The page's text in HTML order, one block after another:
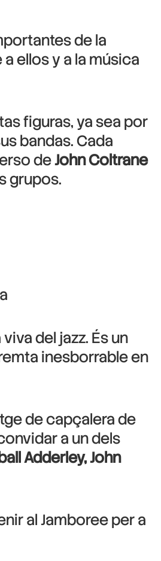
de la
ellos y a la música
figuras, ya sea por
bandas. Cada
deJohn Coltrane
grupos.
del jazz. És un
inesborrable en
de capçalera de
a un dels
Adderley, John
al Jamboree per a